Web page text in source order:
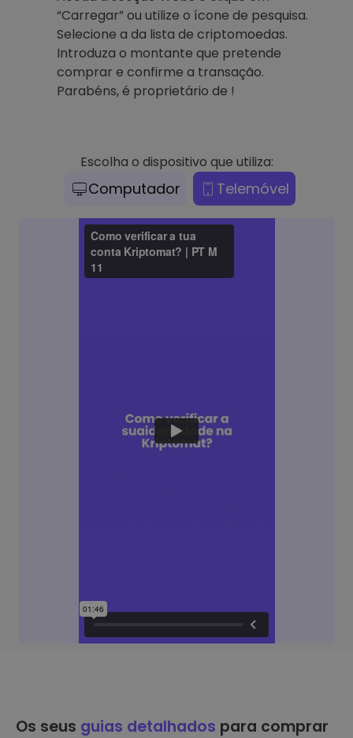
“Carregar” ou utilize o ícone de pesquisa.
Selecione a da lista de criptomoedas.
Introduza o montante que pretende
comprar e confirme a transação.
Parabéns, é proprietário de !
Escolha o dispositivo que utiliza:
Computador Telemóvel
Os seus guias detalhados para comprar